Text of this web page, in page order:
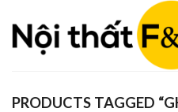
content
PRODUCTS TAGGED